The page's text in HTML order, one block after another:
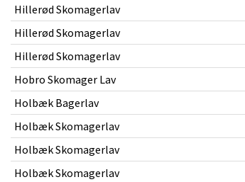
Hillerød Skomagerlav
Hillerød Skomagerlav
Hillerød Skomagerlav
Hobro Skomager Lav
Holbæk Bagerlav
Holbæk Skomagerlav
Holbæk Skomagerlav
Holbæk Skomagerlav